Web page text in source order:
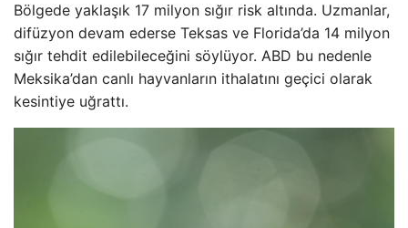
Bölgede yaklaşık 17 milyon sığır risk altında. Uzmanlar,
difüzyon devam ederse Teksas ve Florida’da 14 milyon
sığır tehdit edilebileceğini söylüyor. ABD bu nedenle
Meksika’dan canlı hayvanların ithalatını geçici olarak
kesintiye uğrattı.